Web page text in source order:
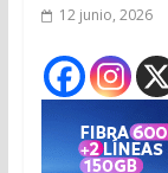
12 junio, 2026